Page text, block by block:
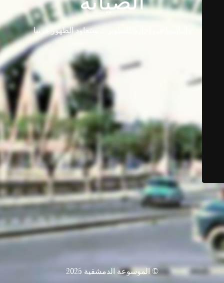
دامابيديا في إجازة للتطوير ... ستعاود الظهور قريباً
© الموسوعة الدمشقية 2025